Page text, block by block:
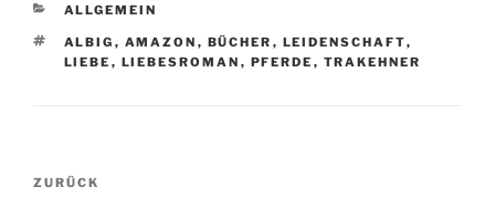
KATEGORIEN
ALLGEMEIN
SCHLAGWÖRTER
ALBIG , AMAZON , BÜCHER , LEIDENSCHAFT,
LIEBE , LIEBESROMAN , PFERDE , TRAKEHNER
Beitragsnavigation
Vorheriger
ZURÜCK